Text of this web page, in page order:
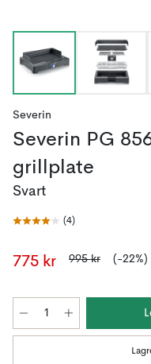
Severin
Severin PG
grillplate
Svart
(4)
775 kr 995 kr (-22%)